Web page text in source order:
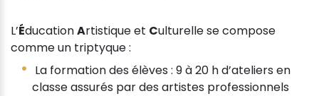
L’ÉducationArtistique et Culturelle se compose
comme un triptyque :
La formation des élèves : 9 à 20 h d’ateliers en
classe assurés par des artistes professionnels